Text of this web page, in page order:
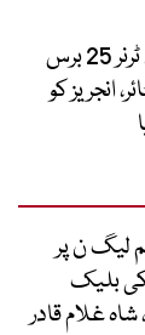
انگلینڈ کے فاسٹ بولر جان ٹرنر 25 برس
انجریز کو
لیگ ن پر
کی بلیک
غلام قادر